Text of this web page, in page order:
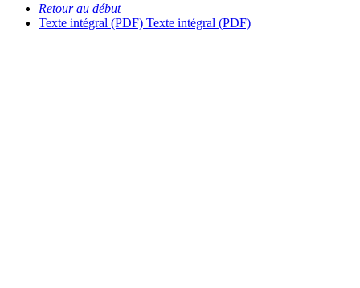
Retour au début
Texte intégral (PDF) Texte intégral (PDF)